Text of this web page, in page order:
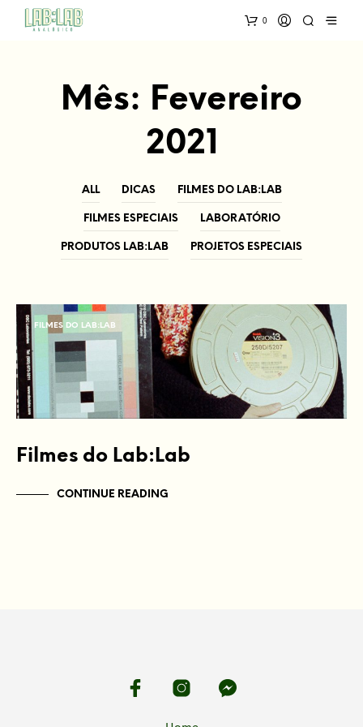
0
Mês: Fevereiro
2021
ALL DICAS FILMES DO LAB:LAB
FILMES ESPECIAIS LABORATÓRIO
PRODUTOS LAB:LAB PROJETOS ESPECIAIS
FILMES DO LAB:LAB
Filmes do Lab:Lab
CONTINUE READING